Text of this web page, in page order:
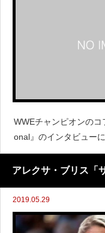
WWEチャンピオンの
onal』のインタビュー
アレクサ・ブリス「
2019.05.29